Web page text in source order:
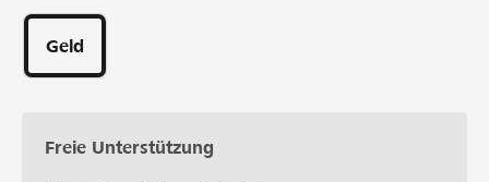
Unterstützungen
Geld
Freie Unterstützung